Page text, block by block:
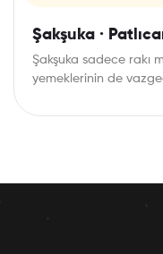
Şakşuka ·
Şakşuka sadece rakı
yemeklerinin de